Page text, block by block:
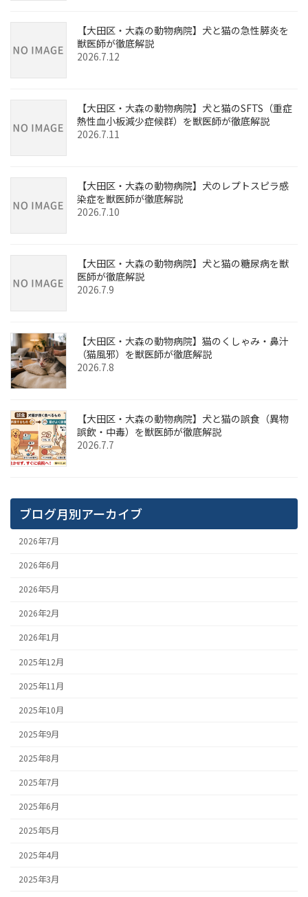
【大田区・大森の動物病院】犬と猫の急性膵炎を
獣医師が徹底解説
2026.7.12
【大田区・大森の動物病院】犬と猫のSFTS（重症
熱性血小板減少症候群）を獣医師が徹底解説
2026.7.11
【大田区・大森の動物病院】犬のレプトスピラ感
染症を獣医師が徹底解説
2026.7.10
【大田区・大森の動物病院】犬と猫の糖尿病を獣
医師が徹底解説
2026.7.9
【大田区・大森の動物病院】猫のくしゃみ・鼻汁
（猫風邪）を獣医師が徹底解説
2026.7.8
【大田区・大森の動物病院】犬と猫の誤食（異物
誤飲・中毒）を獣医師が徹底解説
2026.7.7
ブログ月別アーカイブ
2026年7月
2026年6月
2026年5月
2026年2月
2026年1月
2025年12月
2025年11月
2025年10月
2025年9月
2025年8月
2025年7月
2025年6月
2025年5月
2025年4月
2025年3月